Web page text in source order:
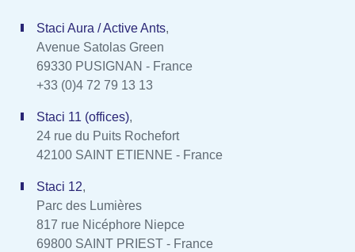
Staci Aura / Active Ants,
Avenue Satolas Green
69330 PUSIGNAN - France
+33 (0)4 72 79 13 13
Staci 11 (offices),
24 rue du Puits Rochefort
42100 SAINT ETIENNE - France
Staci 12,
Parc des Lumières
817 rue Nicéphore Niepce
69800 SAINT PRIEST - France